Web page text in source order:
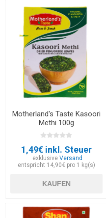
Motherland's Taste Kasoori
Methi 100g
1,49€ inkl. Steuer
exklusiveVersand
entspricht 14,90€ pro 1 kg(s)
KAUFEN